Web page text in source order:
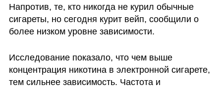
Напротив, те, кто никогда не курил обычные
сигареты, но сегодня курит вейп, сообщили о
более низком уровне зависимости.
Исследование показало, что чем выше
концентрация никотина в электронной сигарете,
тем сильнее зависимость. Частота и